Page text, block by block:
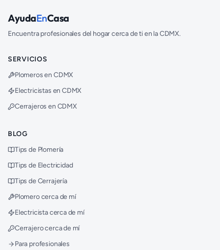
AyudaEnCasa
Encuentra profesionales del hogar cerca de ti en la CDMX.
SERVICIOS
Plomeros en CDMX
Electricistas en CDMX
Cerrajeros en CDMX
BLOG
Tips de Plomería
Tips de Electricidad
Tips de Cerrajería
Plomero cerca de mí
Electricista cerca de mí
Cerrajero cerca de mí
Para profesionales